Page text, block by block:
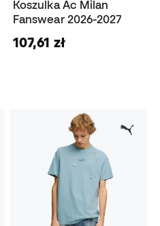
Koszulka Ac Milan
Fanswear 2026-2027
107,61 zł